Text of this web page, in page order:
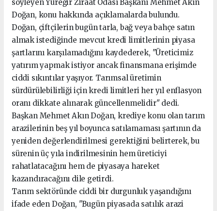
söyleyen Yüreğir Ziraat Odası Başkanı Mehmet Akın
Doğan, konu hakkında açıklamalarda bulundu.
Doğan, çiftçilerin bugün tarla, bağ veya bahçe satın
almak istediğinde mevcut kredi limitlerinin piyasa
şartlarını karşılamadığını kaydederek, "Üreticimiz
yatırım yapmak istiyor ancak finansmana erişimde
ciddi sıkıntılar yaşıyor. Tarımsal üretimin
sürdürülebilirliği için kredi limitleri her yıl enflasyon
oranı dikkate alınarak güncellenmelidir" dedi.
Başkan Mehmet Akın Doğan, krediye konu olan tarım
arazilerinin beş yıl boyunca satılamaması şartının da
yeniden değerlendirilmesi gerektiğini belirterek, bu
sürenin üç yıla indirilmesinin hem üreticiyi
rahatlatacağını hem de piyasaya hareket
kazandıracağını dile getirdi.
Tarım sektöründe ciddi bir durgunluk yaşandığını
ifade eden Doğan, "Bugün piyasada satılık arazi